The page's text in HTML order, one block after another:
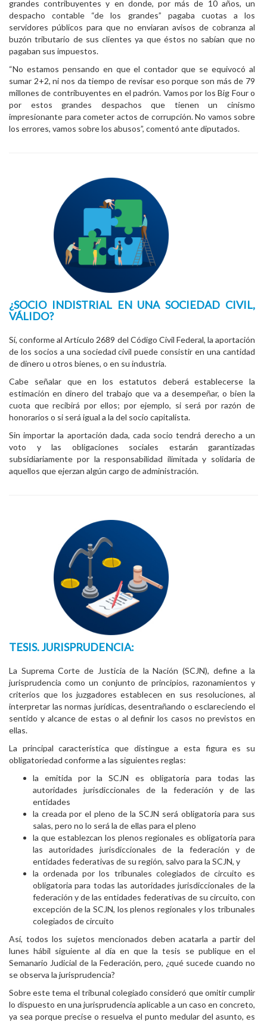
grandes contribuyentes y en donde, por más de 10 años, un
despacho contable “de los grandes” pagaba cuotas a los
servidores públicos para que no enviaran avisos de cobranza al
buzón tributario de sus clientes ya que éstos no sabían que no
pagaban sus impuestos.
“No estamos pensando en que el contador que se equivocó al
sumar 2+2, ni nos da tiempo de revisar eso porque son más de 79
millones de contribuyentes en el padrón. Vamos por los Big Four o
por estos grandes despachos que tienen un cinismo
impresionante para cometer actos de corrupción. No vamos sobre
los errores, vamos sobre los abusos”, comentó ante diputados.
¿SOCIO INDISTRIAL EN UNA SOCIEDAD CIVIL,
VÁLIDO?
Sí, conforme al Artículo 2689 del Código Civil Federal, la aportación
de los socios a una sociedad civil puede consistir en una cantidad
de dinero u otros bienes, o en su industria.
Cabe señalar que en los estatutos deberá establecerse la
estimación en dinero del trabajo que va a desempeñar, o bien la
cuota que recibirá por ellos; por ejemplo, si será por razón de
honorarios o si será igual a la del socio capitalista.
Sin importar la aportación dada, cada socio tendrá derecho a un
voto y las obligaciones sociales estarán garantizadas
subsidiariamente por la responsabilidad ilimitada y solidaria de
aquellos que ejerzan algún cargo de administración.
TESIS. JURISPRUDENCIA:
La Suprema Corte de Justicia de la Nación (SCJN), define a la
jurisprudencia como un conjunto de principios, razonamientos y
criterios que los juzgadores establecen en sus resoluciones, al
interpretar las normas jurídicas, desentrañando o esclareciendo el
sentido y alcance de estas o al definir los casos no previstos en
ellas.
La principal característica que distingue a esta figura es su
obligatoriedad conforme a las siguientes reglas:
la emitida por la SCJN es obligatoria para todas las
autoridades jurisdiccionales de la federación y de las
entidades
la creada por el pleno de la SCJN será obligatoria para sus
salas, pero no lo será la de ellas para el pleno
la que establezcan los plenos regionales es obligatoria para
las autoridades jurisdiccionales de la federación y de
entidades federativas de su región, salvo para la SCJN, y
la ordenada por los tribunales colegiados de circuito es
obligatoria para todas las autoridades jurisdiccionales de la
federación y de las entidades federativas de su circuito, con
excepción de la SCJN, los plenos regionales y los tribunales
colegiados de circuito
Así, todos los sujetos mencionados deben acatarla a partir del
lunes hábil siguiente al día en que la tesis se publique en el
Semanario Judicial de la Federación, pero, ¿qué sucede cuando no
se observa la jurisprudencia?
Sobre este tema el tribunal colegiado consideró que omitir cumplir
lo dispuesto en una jurisprudencia aplicable a un caso en concreto,
ya sea porque precise o resuelva el punto medular del asunto, es